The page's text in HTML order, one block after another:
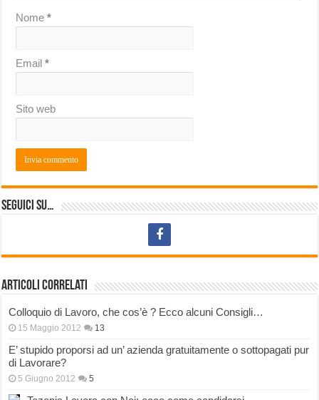
Nome*
Email*
Sito web
Seguici su…
Articoli correlati
Colloquio di Lavoro, che cos’è ? Ecco alcuni Consigli…
15 Maggio 2012 13
E’ stupido proporsi ad un’ azienda gratuitamente o sottopagati pur
di Lavorare?
5 Giugno 2012 5